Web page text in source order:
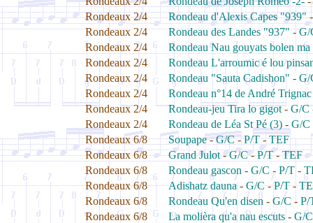
Rondeaux 2/4
Rondeau d'Alexis Capes "939"
Rondeaux 2/4
Rondeau des Landes "937"-G/
Rondeaux 2/4
Rondeau Nau gouyats bolen
Rondeaux 2/4
Rondeau L'arroumic é lou
Rondeaux 2/4
Rondeau "Sauta Cadishon" - G/
Rondeaux 2/4
Rondeau n°14 de André Trignac
Rondeaux 2/4
Rondeau-jeu Tira lo gigot- G/C
Rondeaux 2/4
Rondeau de Léa St Pé (3) - G/C
Rondeaux 6/8
Soupape-G/C-P/T-TEF
Rondeaux 6/8
Grand Julot-G/C-P/T-TEF
Rondeaux 6/8
Rondeau gascon - G/C - P/T -
Rondeaux 6/8
Adishatz dauna-G/C-P/T-
Rondeaux 6/8
Rondeau Qu'en disen - G/C - P/
Rondeaux 6/8
La molièra qu'a nau escuts - G/C